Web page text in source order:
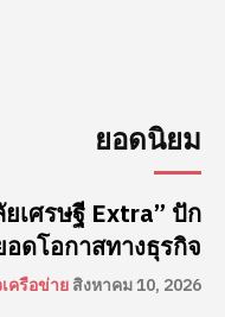
ยอดนิยม
เศรษฐี Extra” ปัก
ดโอกาสทางธุรกิจ
ครือข่ายสิงหาคม 10, 2026